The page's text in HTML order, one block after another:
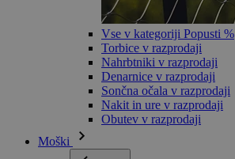
Vse v kategoriji Popusti %
Torbice v razprodaji
Nahrbtniki v razprodaji
Denarnice v razprodaji
Sončna očala v razprodaji
Nakit in ure v razprodaji
Obutev v razprodaji
Moški